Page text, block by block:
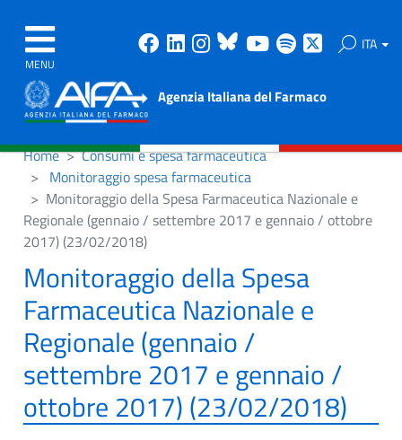
MENU
Facebook
Linkedin
Instagram
Bluesky
Youtube
Spotify ITA
Agenzia Italiana del Farmaco
Home
Consumi e spesa farmaceutica
Monitoraggio spesa farmaceutica
Monitoraggio della Spesa Farmaceutica Nazionale e
Regionale (gennaio / settembre 2017 e gennaio / ottobre
2017) (23/02/2018)
Monitoraggio della Spesa
Farmaceutica Nazionale e
Regionale (gennaio /
settembre 2017 e gennaio /
ottobre 2017) (23/02/2018)